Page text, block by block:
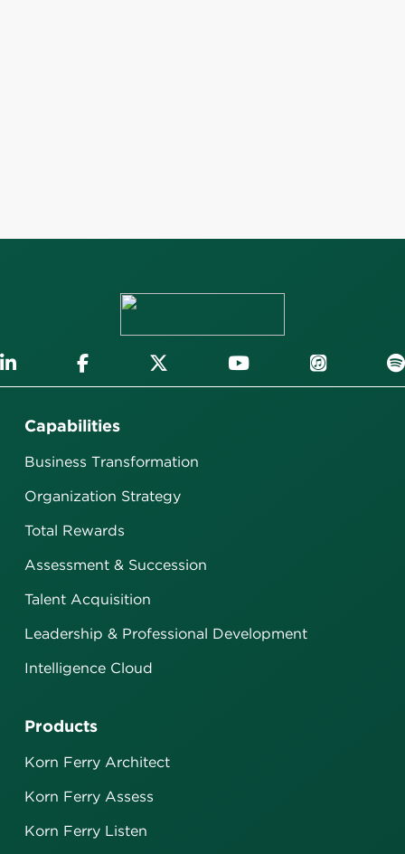
Capabilities
Business Transformation
Organization Strategy
Total Rewards
Assessment & Succession
Talent Acquisition
Leadership & Professional Development
Intelligence Cloud
Products
Korn Ferry Architect
Korn Ferry Assess
Korn Ferry Listen